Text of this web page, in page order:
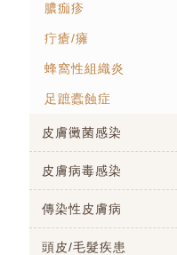
膿痂疹
疔瘡/癕
蜂窩性組織炎
足蹠蠹蝕症
皮膚黴菌感染
皮膚病毒感染
傳染性皮膚病
頭皮/毛髮疾患